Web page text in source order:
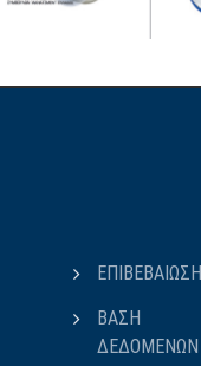
ΕΠΙΒΕΒΑΙΩΣΗ
ΒΑΣΗ
ΔΕΔΟΜΕΝΩΝ